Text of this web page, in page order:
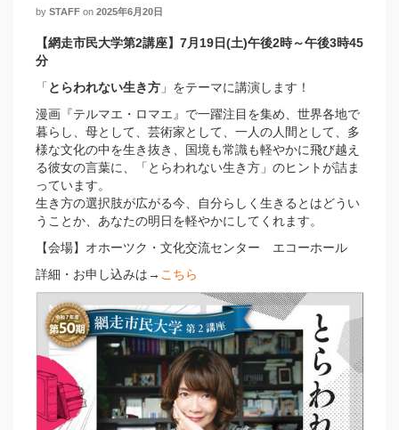
by STAFF on 2025年6月20日
【網走市民大学第2講座】7月19日(土)午後2時～午後3時45
分
「 とらわれない生き方 」をテーマに講演します！
漫画『テルマエ・ロマエ』で一躍注目を集め、世界各地で
暮らし、母として、芸術家として、一人の人間として、多
様な文化の中を生き抜き、国境も常識も軽やかに飛び越え
る彼女の言葉に、「とらわれない生き方」のヒントが詰ま
っています。
生き方の選択肢が広がる今、自分らしく生きるとはどうい
うことか、あなたの明日を軽やかにしてくれます。
【会場】オホーツク・文化交流センター エコーホール
詳細・お申し込みは→ こちら